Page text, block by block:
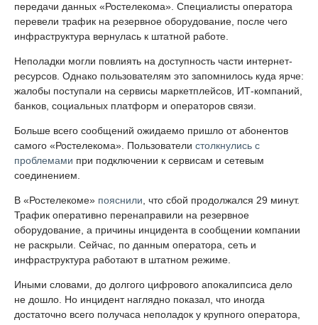
передачи данных «Ростелекома». Специалисты оператора
перевели трафик на резервное оборудование, после чего
инфраструктура вернулась к штатной работе.
Неполадки могли повлиять на доступность части интернет-
ресурсов. Однако пользователям это запомнилось куда ярче:
жалобы поступали на сервисы маркетплейсов, ИТ-компаний,
банков, социальных платформ и операторов связи.
Больше всего сообщений ожидаемо пришло от абонентов
самого «Ростелекома». Пользователи столкнулись с
проблемами при подключении к сервисам и сетевым
соединением.
В «Ростелекоме» пояснили, что сбой продолжался 29 минут.
Трафик оперативно перенаправили на резервное
оборудование, а причины инцидента в сообщении компании
не раскрыли. Сейчас, по данным оператора, сеть и
инфраструктура работают в штатном режиме.
Иными словами, до долгого цифрового апокалипсиса дело
не дошло. Но инцидент наглядно показал, что иногда
достаточно всего получаса неполадок у крупного оператора,